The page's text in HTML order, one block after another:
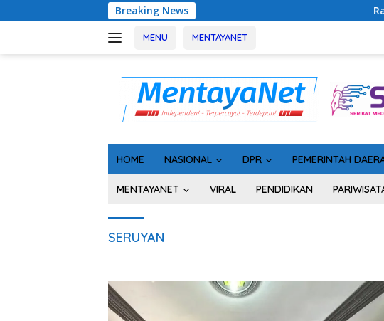
ke
Breaking News Rakor Kepala
MENU MENTAYANET
HOME NASIONAL DPR PEMERINTAH
MENTAYANET VIRAL PENDIDIKAN
SERUYAN